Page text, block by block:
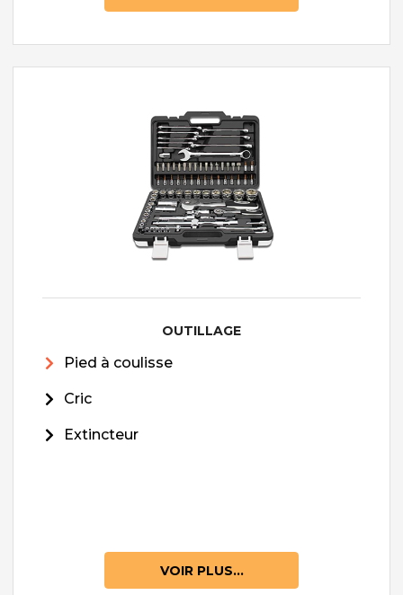
OUTILLAGE
Pied à coulisse
Cric
Extincteur
VOIR PLUS...